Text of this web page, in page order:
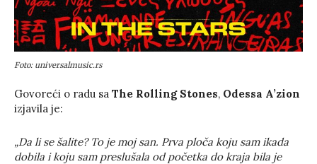
Foto: universalmusic.rs
Govoreći o radu sa The Rolling Stones, Odessa A’zion
izjavila je:
„Da li se šalite? To je moj san. Prva ploča koju sam ikada
dobila i koju sam preslušala od početka do kraja bila je